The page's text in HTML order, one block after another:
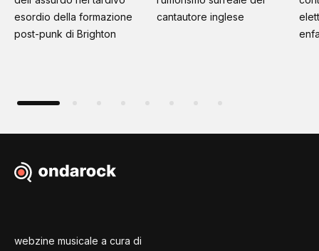
esordio della formazione
post-punk di Brighton
cantautore inglese
webzine musicale a cura di